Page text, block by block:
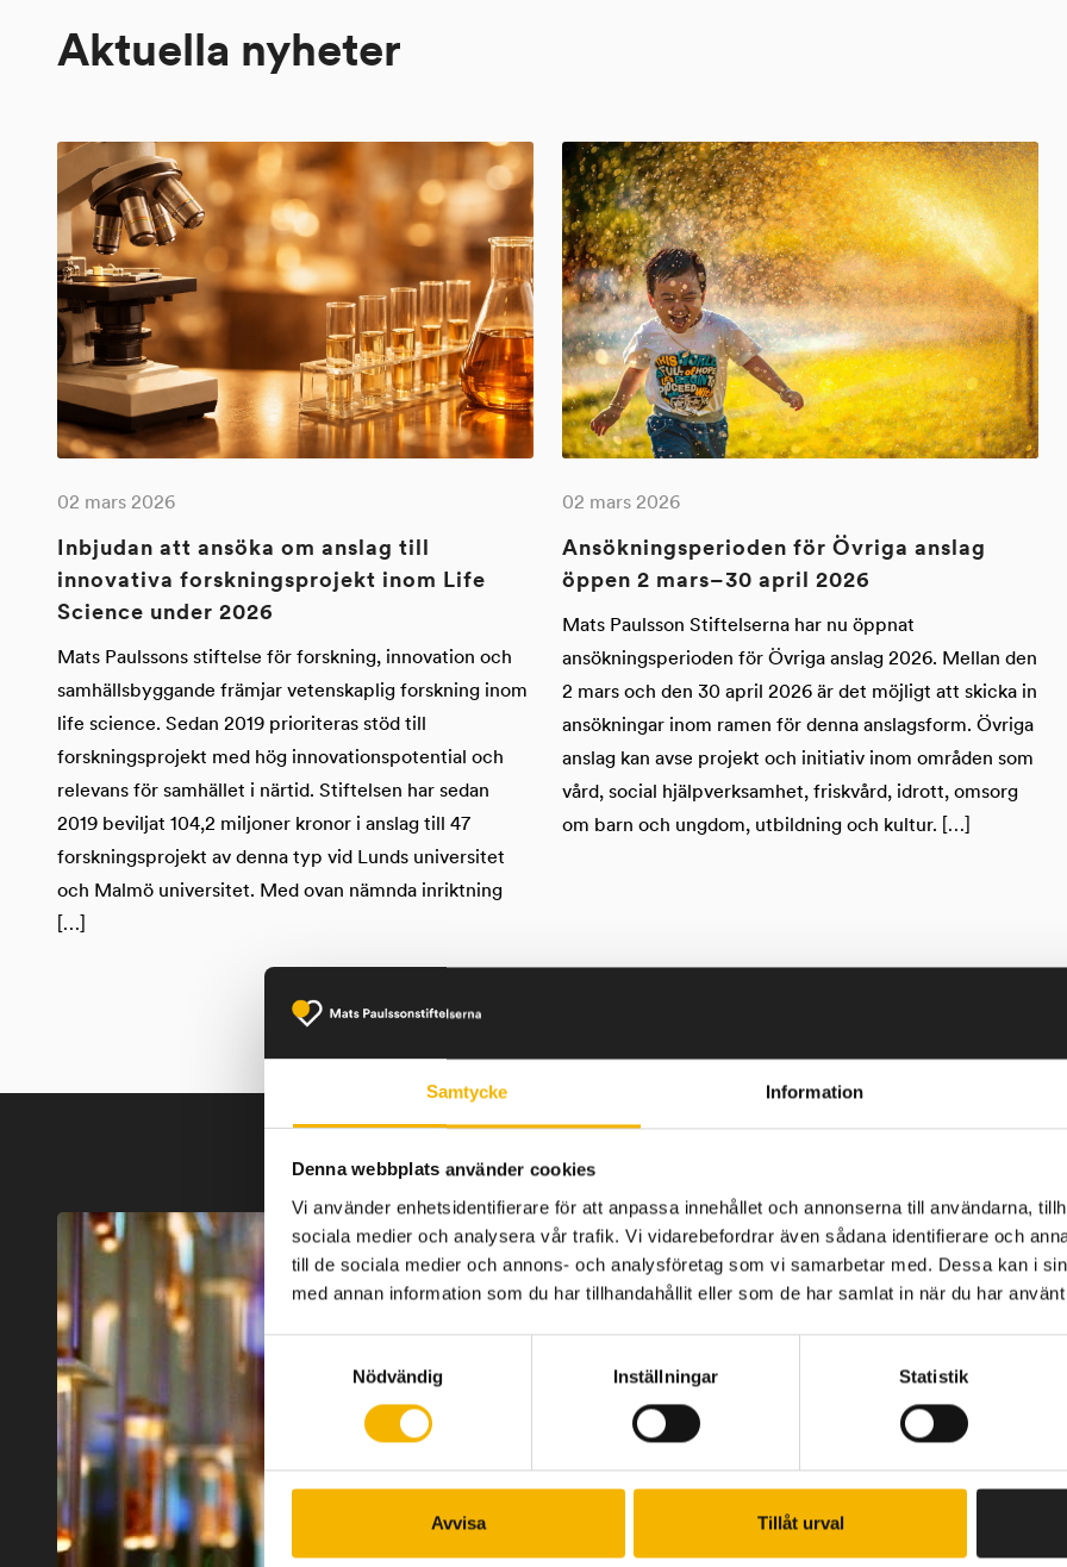
Samtycke Information
Denna webbplats använder cookies
Vi använder enhetsidentifierare för att anpassa innehållet och annonserna till användarna,
sociala medier och analysera vår trafik. Vi vidarebefordrar även sådana identifierare och
till de sociala medier och annons- och analysföretag som vi samarbetar med. Dessa kan i
med annan information som du har tillhandahållit eller som de har samlat in när du har
Samtyckesval
Nödvändig
Inställningar Statistik
Avvisa Tillåt urval
Aktuella nyheter
02 mars 2026
Inbjudan att ansöka om anslag till
innovativa forskningsprojekt inom Life
Science under 2026
Mats Paulssons stiftelse för forskning, innovation och
samhällsbyggande främjar vetenskaplig forskning inom
life science. Sedan 2019 prioriteras stöd till
forskningsprojekt med hög innovationspotential och
relevans för samhället i närtid. Stiftelsen har sedan
2019 beviljat 104,2 miljoner kronor i anslag till 47
forskningsprojekt av denna typ vid Lunds universitet
och Malmö universitet. Med ovan nämnda inriktning
[…]
02 mars 2026
Ansökningsperioden för Övriga anslag
öppen 2 mars–30 april 2026
Mats Paulsson Stiftelserna har nu öppnat
ansökningsperioden för Övriga anslag 2026. Mellan den
2 mars och den 30 april 2026 är det möjligt att skicka in
ansökningar inom ramen för denna anslagsform. Övriga
anslag kan avse projekt och initiativ inom områden som
vård, social hjälpverksamhet, friskvård, idrott, omsorg
om barn och ungdom, utbildning och kultur. […]
Läs om
vetenskaplig
och när, samt
Information